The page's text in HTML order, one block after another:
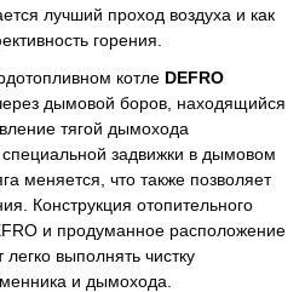
лучший проход воздуха и как
горения.
котле DEFRO
дымовой боров, находящийся
тягой дымохода
задвижки в дымовом
меняется, что также позволяет
Конструкция отопительного
и продуманное расположение
выполнять чистку
и дымохода.